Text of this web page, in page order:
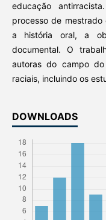
educação
processo de
a história oral, a
documental. O
autoras do campo
raciais, incluindo os
DOWNLOADS